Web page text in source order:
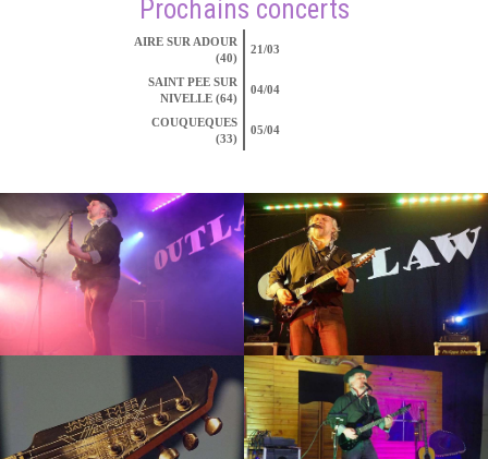
Prochains concerts
AIRE SUR ADOUR
(40)
21/03
SAINT PEE SUR
NIVELLE (64)
04/04
COUQUEQUES
(33)
05/04